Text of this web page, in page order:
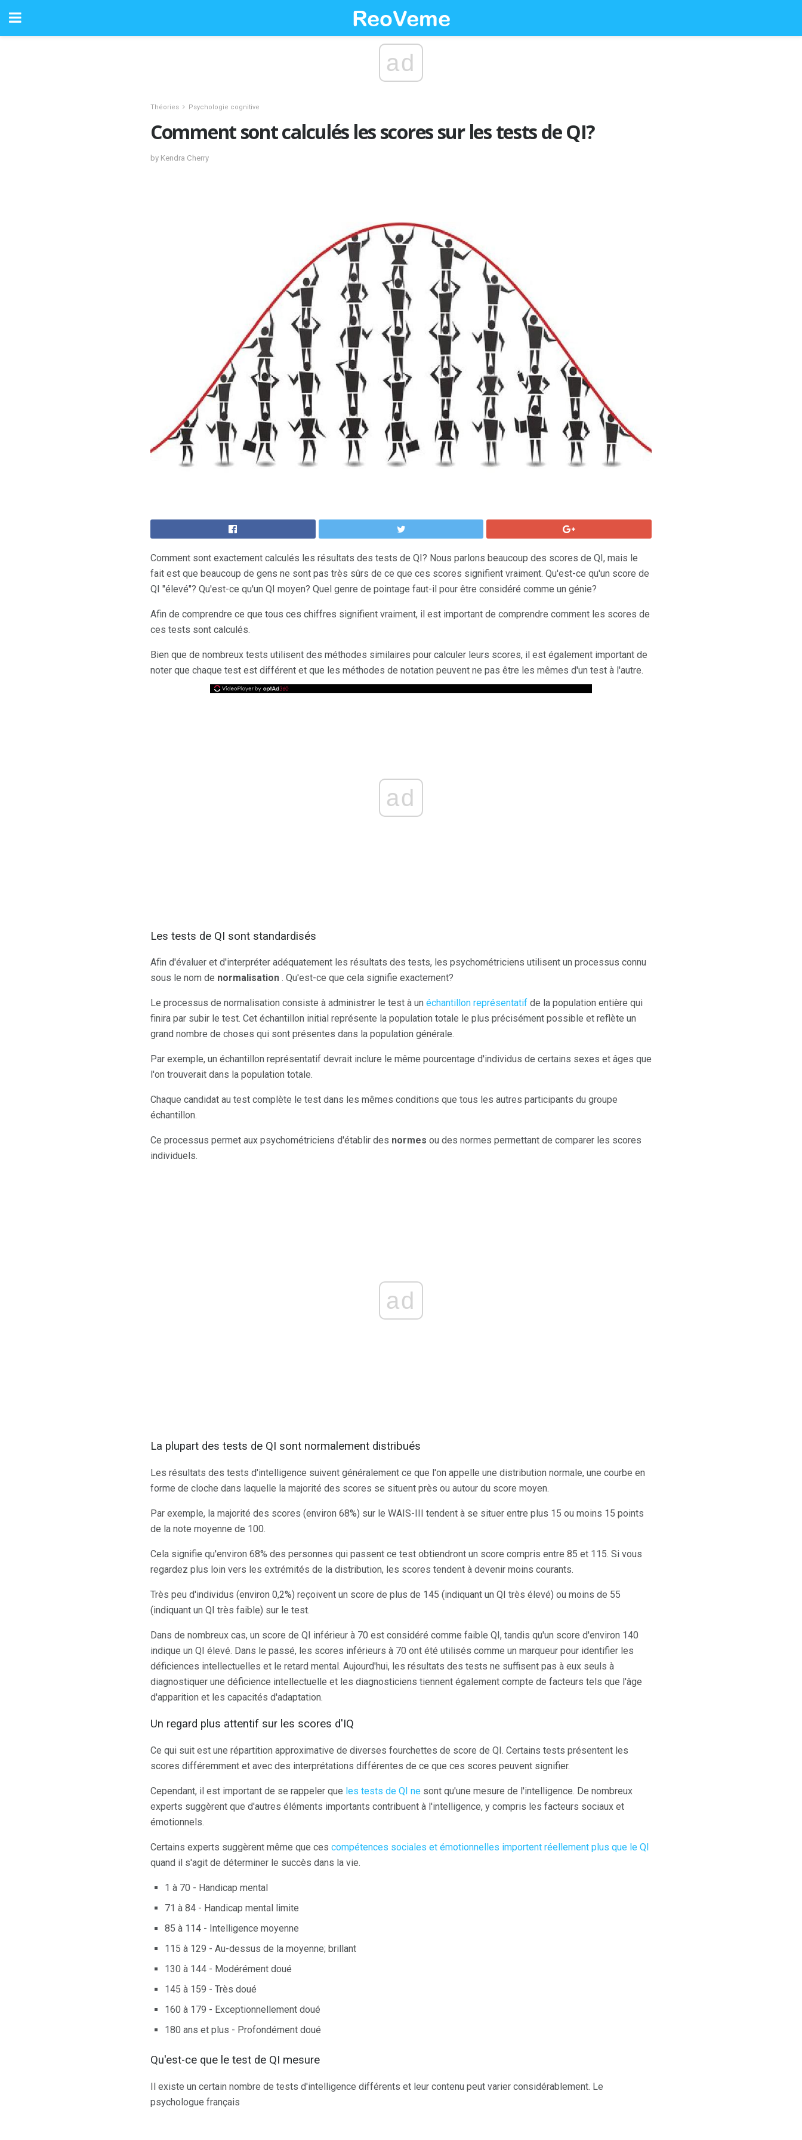
ad
Théories Psychologie cognitive
Comment sont calculés les scores sur les tests de QI?
by Kendra Cherry
Comment sont exactement calculés les résultats des tests de QI? Nous parlons beaucoup des scores de QI, mais le
fait est que beaucoup de gens ne sont pas très sûrs de ce que ces scores signifient vraiment. Qu'est-ce qu'un score de
QI "élevé"? Qu'est-ce qu'un QI moyen? Quel genre de pointage faut-il pour être considéré comme un génie?
Afin de comprendre ce que tous ces chiffres signifient vraiment, il est important de comprendre comment les scores de
ces tests sont calculés.
Bien que de nombreux tests utilisent des méthodes similaires pour calculer leurs scores, il est également important de
noter que chaque test est différent et que les méthodes de notation peuvent ne pas être les mêmes d'un test à l'autre.
ad
Les tests de QI sont standardisés
Afin d'évaluer et d'interpréter adéquatement les résultats des tests, les psychométriciens utilisent un processus connu
sous le nom de normalisation . Qu'est-ce que cela signifie exactement?
Le processus de normalisation consiste à administrer le test à un échantillon représentatif de la population entière qui
finira par subir le test. Cet échantillon initial représente la population totale le plus précisément possible et reflète un
grand nombre de choses qui sont présentes dans la population générale.
Par exemple, un échantillon représentatif devrait inclure le même pourcentage d'individus de certains sexes et âges que
l'on trouverait dans la population totale.
Chaque candidat au test complète le test dans les mêmes conditions que tous les autres participants du groupe
échantillon.
Ce processus permet aux psychométriciens d'établir des normes ou des normes permettant de comparer les scores
individuels.
ad
La plupart des tests de QI sont normalement distribués
Les résultats des tests d'intelligence suivent généralement ce que l'on appelle une distribution normale, une courbe en
forme de cloche dans laquelle la majorité des scores se situent près ou autour du score moyen.
Par exemple, la majorité des scores (environ 68%) sur le WAIS-III tendent à se situer entre plus 15 ou moins 15 points
de la note moyenne de 100.
Cela signifie qu'environ 68% des personnes qui passent ce test obtiendront un score compris entre 85 et 115. Si vous
regardez plus loin vers les extrémités de la distribution, les scores tendent à devenir moins courants.
Très peu d'individus (environ 0,2%) reçoivent un score de plus de 145 (indiquant un QI très élevé) ou moins de 55
(indiquant un QI très faible) sur le test.
Dans de nombreux cas, un score de QI inférieur à 70 est considéré comme faible QI, tandis qu'un score d'environ 140
indique un QI élevé. Dans le passé, les scores inférieurs à 70 ont été utilisés comme un marqueur pour identifier les
déficiences intellectuelles et le retard mental. Aujourd'hui, les résultats des tests ne suffisent pas à eux seuls à
diagnostiquer une déficience intellectuelle et les diagnosticiens tiennent également compte de facteurs tels que l'âge
d'apparition et les capacités d'adaptation.
Un regard plus attentif sur les scores d'IQ
Ce qui suit est une répartition approximative de diverses fourchettes de score de QI. Certains tests présentent les
scores différemment et avec des interprétations différentes de ce que ces scores peuvent signifier.
Cependant, il est important de se rappeler que les tests de QI ne sont qu'une mesure de l'intelligence. De nombreux
experts suggèrent que d'autres éléments importants contribuent à l'intelligence, y compris les facteurs sociaux et
émotionnels.
Certains experts suggèrent même que ces compétences sociales et émotionnelles importent réellement plus que le QI
quand il s'agit de déterminer le succès dans la vie.
1 à 70 - Handicap mental
71 à 84 - Handicap mental limite
85 à 114 - Intelligence moyenne
115 à 129 - Au-dessus de la moyenne; brillant
130 à 144 - Modérément doué
145 à 159 - Très doué
160 à 179 - Exceptionnellement doué
180 ans et plus - Profondément doué
Qu'est-ce que le test de QI mesure
Il existe un certain nombre de tests d'intelligence différents et leur contenu peut varier considérablement. Le
psychologue français